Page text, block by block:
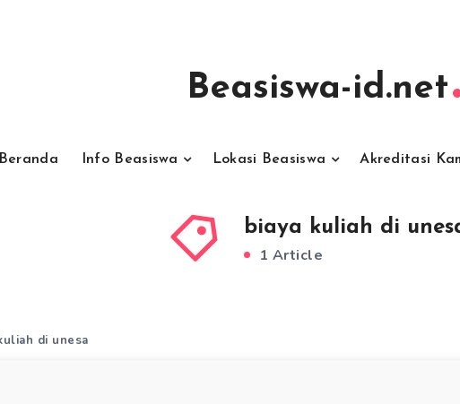
Beasiswa-id.net
Beranda Info Beasiswa Lokasi Beasiswa Akreditasi
biaya kuliah di
1 Article
di unesa